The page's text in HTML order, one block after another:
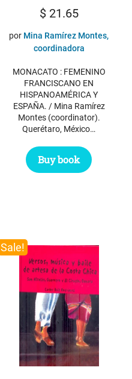
$21.65
por Mina Ramírez Montes,
coordinadora
MONACATO : FEMENINO
FRANCISCANO EN
HISPANOAMÉRICA Y
ESPAÑA. / Mina Ramírez
Montes (coordinator).
Querétaro, México…
Buy book
Sale!